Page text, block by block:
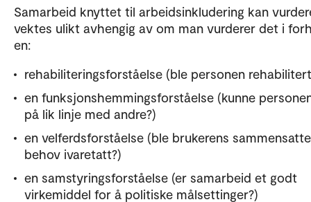
Samarbeid knyttet til arbeidsinkludering kan
vektes ulikt avhengig av om man vurderer det i
en:
rehabiliteringsforståelse (ble personen
en funksjonshemmingsforståelse (kunne
på lik linje med andre?)
en velferdsforståelse (ble brukerens sammensatte
behov ivaretatt?)
en samstyringsforståelse (er samarbeid et godt
virkemiddel for å politiske målsettinger?)